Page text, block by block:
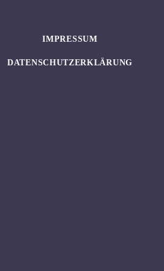
IMPRESSUM
DATENSCHUTZERKLÄRUNG